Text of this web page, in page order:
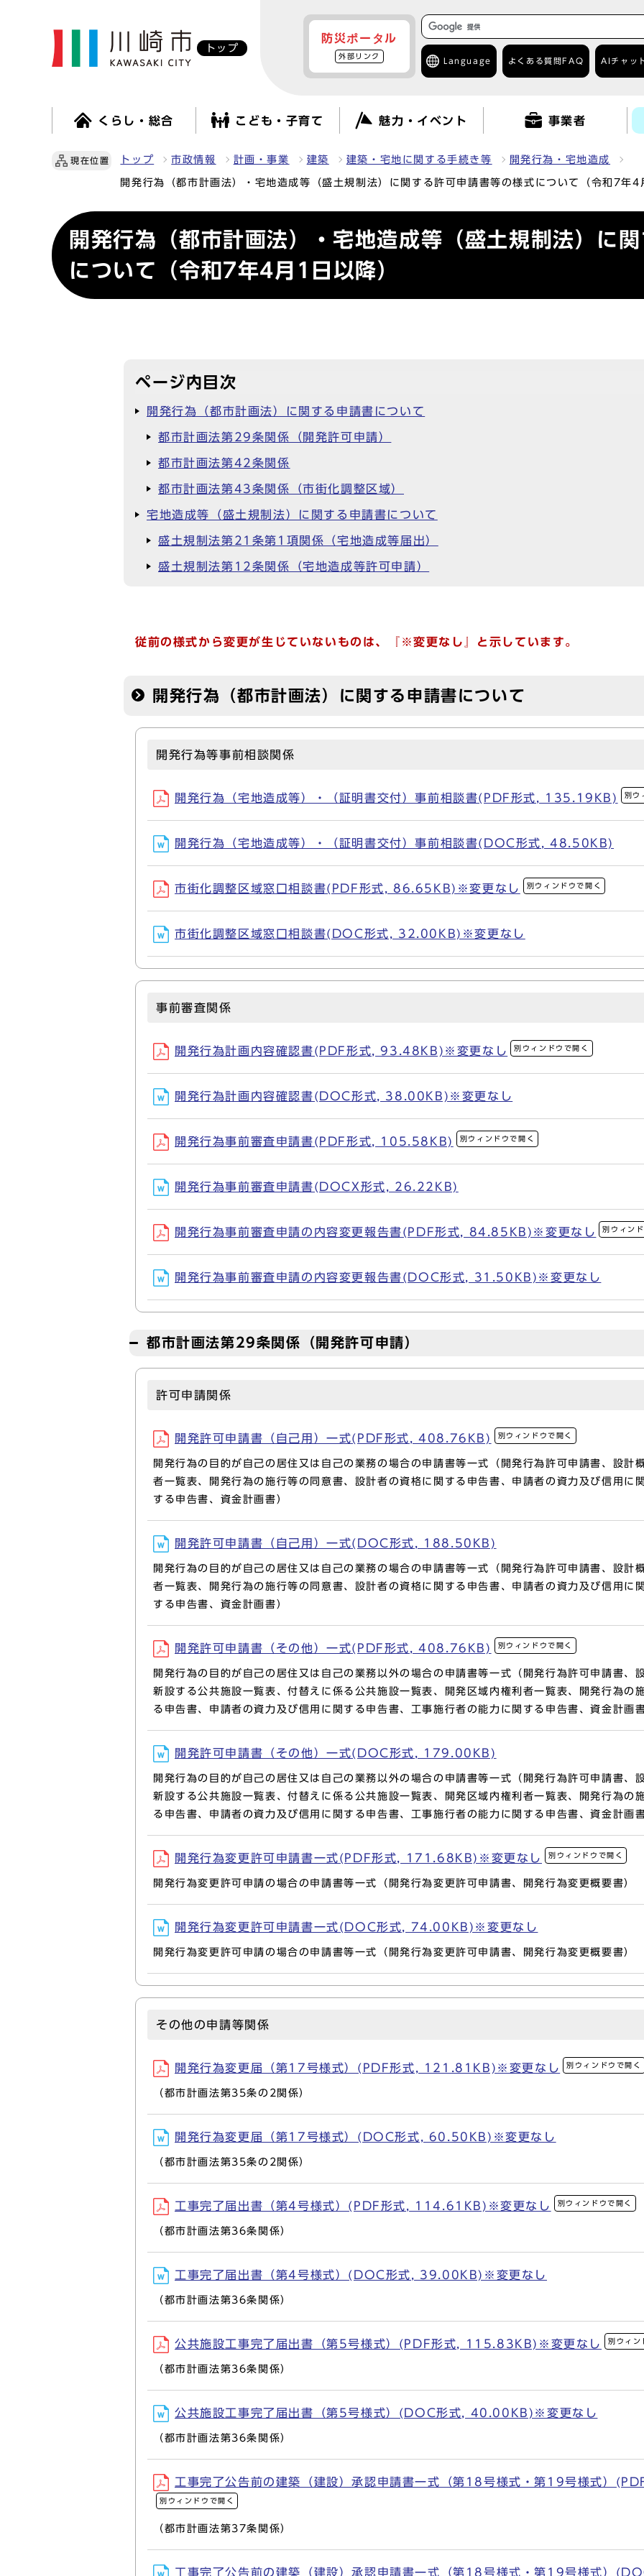
トップ
防災ポータル
外部リンク
Language よくある質問 FAQ AIチャッ
くらし・総合 こども・子育て 魅力・イベント 事業者
現在位置 トップ 市政情報 計画・事業 建築 建築・宅地に関する手続き等 開発行為・宅地造成
開発行為（都市計画法）・宅地造成等（盛土規制法）に関する許可申請書等の様式について（令和7年4
開発行為（都市計画法）・宅地造成等（盛土規制法）に
について（令和7年4月1日以降）
ページ内目次
開発行為（都市計画法）に関する申請書について
都市計画法第29条関係（開発許可申請）
都市計画法第42条関係
都市計画法第43条関係（市街化調整区域）
宅地造成等（盛土規制法）に関する申請書について
盛土規制法第21条第1項関係（宅地造成等届出）
盛土規制法第12条関係（宅地造成等許可申請）
従前の様式から変更が生じていないものは、『※変更なし』と示しています。
開発行為（都市計画法）に関する申請書について
開発行為等事前相談関係
開発行為（宅地造成等）・（証明書交付）事前相談書(PDF形式, 135.19KB) 別ウ
開発行為（宅地造成等）・（証明書交付）事前相談書(DOC形式, 48.50KB)
市街化調整区域窓口相談書(PDF形式, 86.65KB)※変更なし 別ウィンドウで開く
市街化調整区域窓口相談書(DOC形式, 32.00KB)※変更なし
事前審査関係
開発行為計画内容確認書(PDF形式, 93.48KB)※変更なし 別ウィンドウで開く
開発行為計画内容確認書(DOC形式, 38.00KB)※変更なし
開発行為事前審査申請書(PDF形式, 105.58KB) 別ウィンドウで開く
開発行為事前審査申請書(DOCX形式, 26.22KB)
開発行為事前審査申請の内容変更報告書(PDF形式, 84.85KB)※変更なし 別ウィン
開発行為事前審査申請の内容変更報告書(DOC形式, 31.50KB)※変更なし
都市計画法第29条関係（開発許可申請）
許可申請関係
開発許可申請書（自己用）一式(PDF形式, 408.76KB) 別ウィンドウで開く
開発行為の目的が自己の居住又は自己の業務の場合の申請書等一式（開発行為許可申請書、設計
者一覧表、開発行為の施行等の同意書、設計者の資格に関する申告書、申請者の資力及び信用に
する申告書、資金計画書）
開発許可申請書（自己用）一式(DOC形式, 188.50KB)
開発行為の目的が自己の居住又は自己の業務の場合の申請書等一式（開発行為許可申請書、設計
者一覧表、開発行為の施行等の同意書、設計者の資格に関する申告書、申請者の資力及び信用に
する申告書、資金計画書）
開発許可申請書（その他）一式(PDF形式, 408.76KB) 別ウィンドウで開く
開発行為の目的が自己の居住又は自己の業務以外の場合の申請書等一式（開発行為許可申請書、
新設する公共施設一覧表、付替えに係る公共施設一覧表、開発区域内権利者一覧表、開発行為の
る申告書、申請者の資力及び信用に関する申告書、工事施行者の能力に関する申告書、資金計画書
開発許可申請書（その他）一式(DOC形式, 179.00KB)
開発行為の目的が自己の居住又は自己の業務以外の場合の申請書等一式（開発行為許可申請書、
新設する公共施設一覧表、付替えに係る公共施設一覧表、開発区域内権利者一覧表、開発行為の
る申告書、申請者の資力及び信用に関する申告書、工事施行者の能力に関する申告書、資金計画書
開発行為変更許可申請書一式(PDF形式, 171.68KB)※変更なし 別ウィンドウで開く
開発行為変更許可申請の場合の申請書等一式（開発行為変更許可申請書、開発行為変更概要書）
開発行為変更許可申請書一式(DOC形式, 74.00KB)※変更なし
開発行為変更許可申請の場合の申請書等一式（開発行為変更許可申請書、開発行為変更概要書）
その他の申請等関係
開発行為変更届（第17号様式）(PDF形式, 121.81KB)※変更なし 別ウィンドウで開く
（都市計画法第35条の2関係）
開発行為変更届（第17号様式）(DOC形式, 60.50KB)※変更なし
（都市計画法第35条の2関係）
工事完了届出書（第4号様式）(PDF形式, 114.61KB)※変更なし 別ウィンドウで開く
（都市計画法第36条関係）
工事完了届出書（第4号様式）(DOC形式, 39.00KB)※変更なし
（都市計画法第36条関係）
公共施設工事完了届出書（第5号様式）(PDF形式, 115.83KB)※変更なし 別ウィン
（都市計画法第36条関係）
公共施設工事完了届出書（第5号様式）(DOC形式, 40.00KB)※変更なし
（都市計画法第36条関係）
工事完了公告前の建築（建設）承認申請書一式（第18号様式・第19号様式）
別ウィンドウで開く
（都市計画法第37条関係）
工事完了公告前の建築（建設）承認申請書一式（第18号様式・第19号様式）